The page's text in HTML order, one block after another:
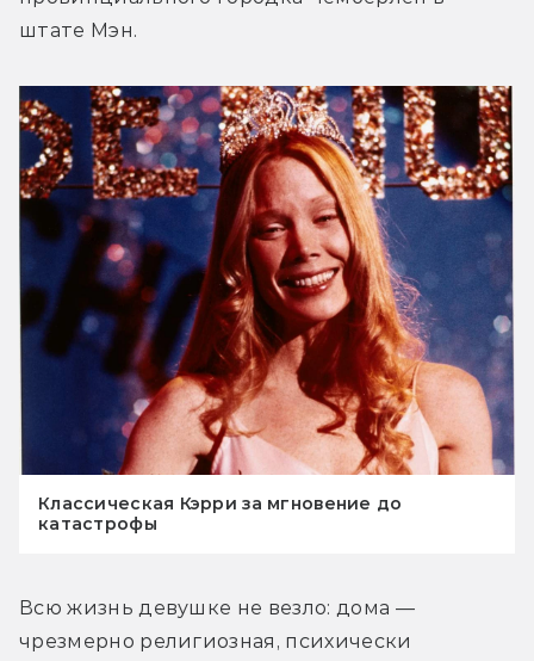
штате Мэн.
Классическая Кэрри за мгновение до
катастрофы
Всю жизнь девушке не везло: дома —
чрезмерно религиозная, психически